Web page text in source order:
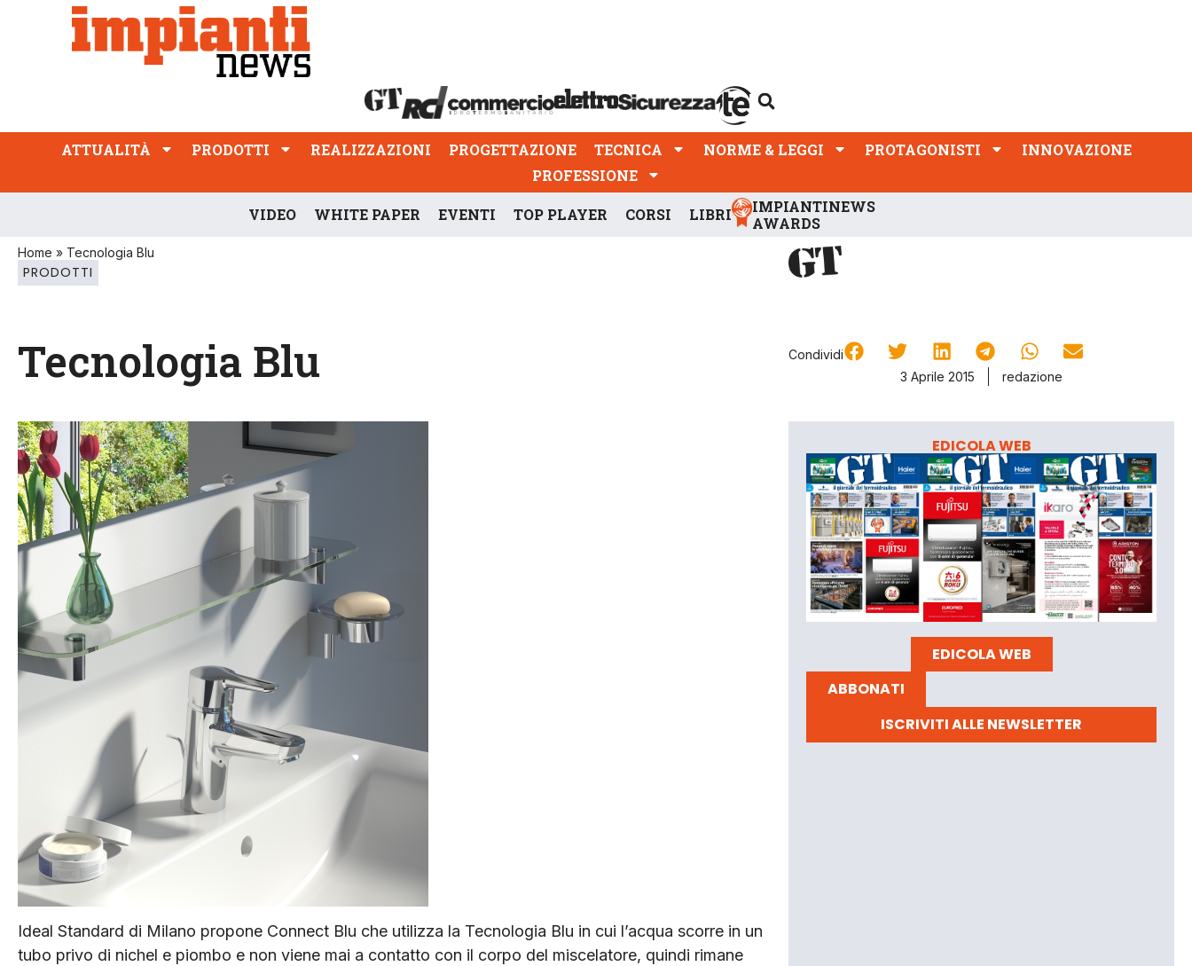
ATTUALITÀ PRODOTTI REALIZZAZIONI
PROFESSIONE
ATTUALITÀ PRODOTTI REALIZZAZIONI PROGETTAZIONE TECNICA NORME & LEGGI PROTAGONISTI
INNOVAZIONE
PROFESSIONE
VIDEO WHITE PAPER EVENTI TOP PLAYER CORSI LIBRI
IMPIANTINEWS
AWARDS
Home » Tecnologia Blu
PRODOTTI
Tecnologia Blu
Condividi
3 Aprile 2015
redazione
Ideal Standard di Milano propone Connect Blu che utilizza la Tecnologia Blu in cui l’acqua scorre in un
tubo privo di nichel e piombo e non viene mai a contatto con il corpo del miscelatore, quindi rimane
EDICOLA WEB
EDICOLA WEB
ABBONATI
ISCRIVITI ALLE NEWSLETTER